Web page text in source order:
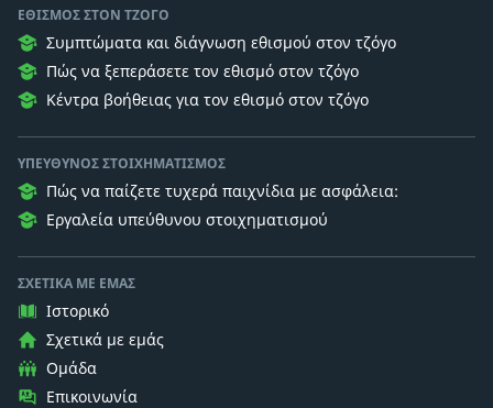
ΕΘΙΣΜΌΣ ΣΤΟΝ ΤΖΌΓΟ
Συμπτώματα και διάγνωση εθισμού στον τζόγο
Πώς να ξεπεράσετε τον εθισμό στον τζόγο
Κέντρα βοήθειας για τον εθισμό στον τζόγο
ΥΠΕΎΘΥΝΟΣ ΣΤΟΙΧΗΜΑΤΙΣΜΌΣ
Πώς να παίζετε τυχερά παιχνίδια με ασφάλεια:
Εργαλεία υπεύθυνου στοιχηματισμού
ΣΧΕΤΙΚΆ ΜΕ ΕΜΆΣ
Ιστορικό
Σχετικά με εμάς
Ομάδα
Επικοινωνία